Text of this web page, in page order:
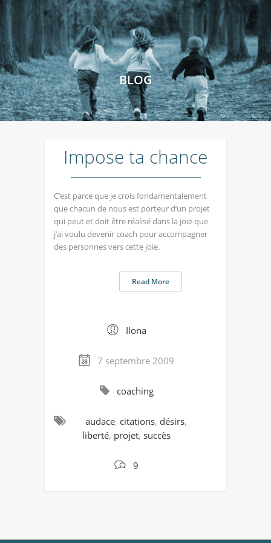
BLOG
Impose ta chance
C’est parce que je crois fondamentalement
que chacun de nous est porteur d’un projet
qui peut et doit être réalisé dans la joie que
j’ai voulu devenir coach pour accompagner
des personnes vers cette joie.
Read More
Ilona
7 septembre 2009
coaching
audace, citations, désirs,
liberté, projet, succès
9